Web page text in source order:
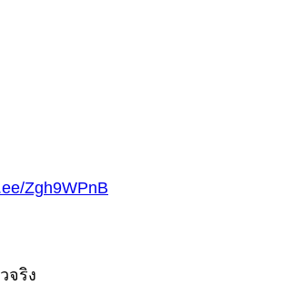
Zgh9WPnB
จริง